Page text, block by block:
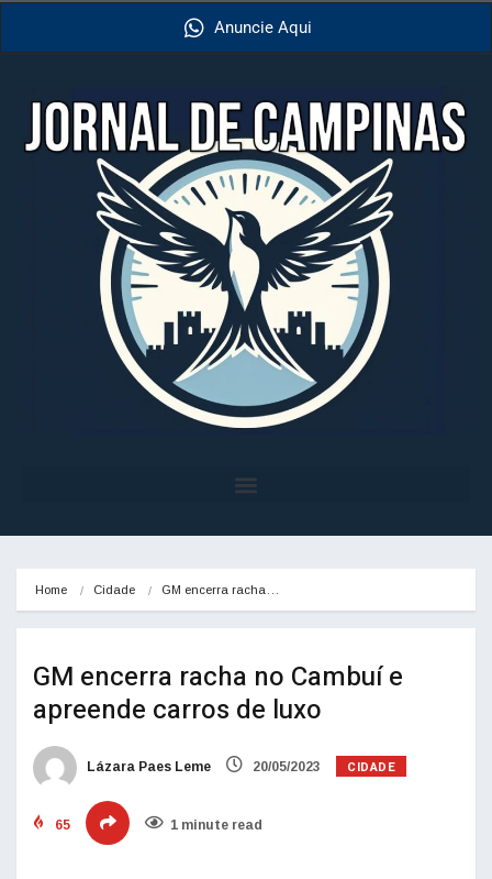
Anuncie Aqui
Home Cidade GM encerra racha…
GM encerra racha no Cambuí e
apreende carros de luxo
Lázara Paes Leme 20/05/2023 CIDADE
65 1 minute read